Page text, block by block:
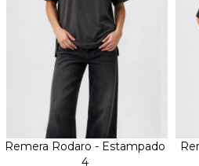
Remera Rodaro - Estampado
4